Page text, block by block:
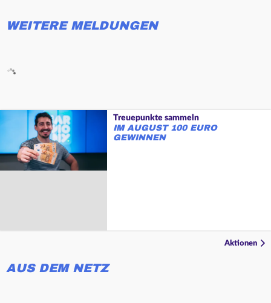
WEITERE MELDUNGEN
Treuepunkte sammeln
IM AUGUST 100 EURO
GEWINNEN
Aktionen
AUS DEM NETZ